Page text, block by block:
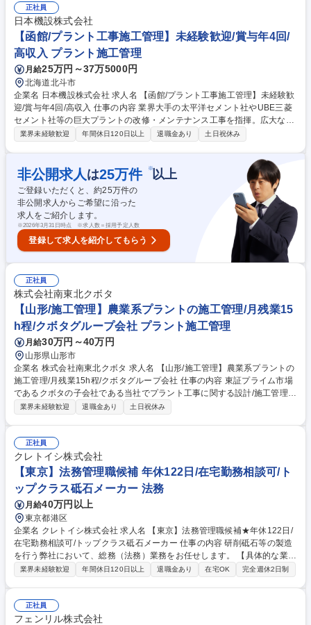
が必要か」をヒアリングします。専門知識は1年間の手厚いOJTで習得で
きるため安心。営業計画は個人の裁量が大きく、直行直帰も可能。17時過
ぎには退社し、自分の時間を満喫できる環境です。「最先端業界のキャリ
ア」と「プライベートの充実」の両方を、未経験から手に入れられるのが
最大の魅力です。 募集職種 未経験歓迎【嘉麻市/ルート営業】残業5h/年休
117日/半導体製造に関わる成長産業
正社員
日本機設株式会社
【函館/プラント工事施工管理】未経験歓迎/賞与年4回/
高収入 プラント施工管理
月給25万円～37万5000円
北海道北斗市
企業名 日本機設株式会社 求人名 【函館/プラント工事施工管理】未経験歓
迎/賞与年4回/高収入 仕事の内容 業界大手の太平洋セメント社やUBE三菱
セメント社等の巨大プラントの改修・メンテナンス工事を指揮。広大な敷
地、巨大な機械、多くの協力会社を束ね、工事の完了をリードします。
で図面を読みスケジュールを立て、協力会社作業員に指示を出し、安全と
コストを遵守しつつ管理するお仕事です。 【強み】■創業80余年、戦後よ
り日本の産業を支える歴史ある企業です。■拠点は北海道から九州まで全
国を網羅。■徹底した「技術継承」により他社に真似できない施工品質を
実現。盤石な安定経営を継続しています。 募集職種 【函館/プラント工事
施工管理】未経験歓迎/賞与年4回/高収入
業界未経験歓迎 年間休日120日以上 退職金あり 土日祝休み
非公開求人 は25万件 ※以上
ご登録いただくと、約25万件の
非公開求人からご希望に沿った
求人をご紹介します。
※2026年3月31日時点 ※求人数＝採用予定人数
登録して求人を紹介してもらう
正社員
株式会社南東北クボタ
【山形/施工管理】農業系プラントの施工管理/月残業15
h程/クボタグループ会社 プラント施工管理
月給30万円～40万円
山形県山形市
企業名 株式会社南東北クボタ 求人名 【山形/施工管理】農業系プラントの
施工管理/月残業15h程/クボタグループ会社 仕事の内容 東証プライム市場
であるクボタの子会社である当社でプラント工事に関する設計/施工管理業
務をお任せします。株式会社クボタ製ポンプの据付工事をメインとし、農
資料及び見積作成 【工事施設】クボタ製品を用いたポンプ施設（下水道用
マンホールポンプ/揚排水ポンプ/雨水排水ポンプ等）や上下水道施設関連
（浄水場/処理場等）、農業施設（ライスセンターや精米施設、園芸施設
等) 【対象顧客】官公庁/建設会社等（ポンプ施設、上下水道施設）/個人農
家/農事組合法人/官公庁/学校等（農業施設) 募集職種 【山形/施工管理】農
業系プラントの施工管理/月残業15h程/クボタグループ会社
業界未経験歓迎 退職金あり 土日祝休み
正社員
クレトイシ株式会社
【東京】法務管理職候補 年休122日/在宅勤務相談可/ト
ップクラス砥石メーカー 法務
月給40万円以上
東京都港区
企業名 クレトイシ株式会社 求人名 【東京】法務管理職候補★年休122日/
在宅勤務相談可/トップクラス砥石メーカー 仕事の内容 研削砥石等の製造
を行う弊社において、総務（法務）業務をお任せします。 【具体的な業務
内容】■契約審査 (自社審査基準ベース)・契約作成(個別案件対応)・契約交
■コンプライアンス体制推進(法務関連e ラーニング研修コンテンツ作成を
含む)■各種の法令調査(改正フォロー含む)、適法なビジネススキームの検
業界未経験歓迎 年間休日120日以上 退職金あり 在宅OK 完全週休2日制
正社員
フェンリル株式会社